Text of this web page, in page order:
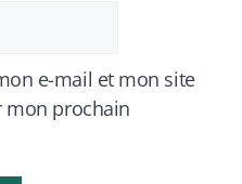
e-mail et mon site
mon prochain